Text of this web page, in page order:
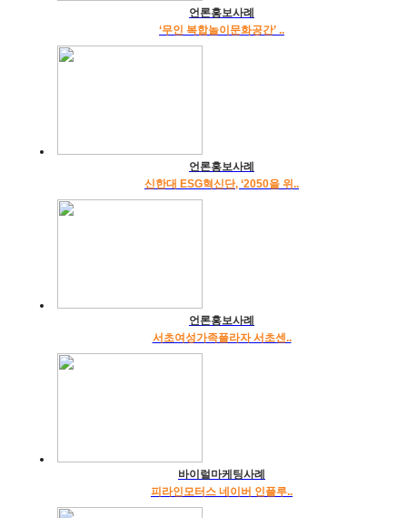
언론홍보사례
‘무인 복합놀이문화공간’ ..
언론홍보사례
신한대 ESG혁신단, ‘2050을 위..
언론홍보사례
서초여성가족플라자 서초센..
바이럴마케팅사례
피라인모터스 네이버 인플루..